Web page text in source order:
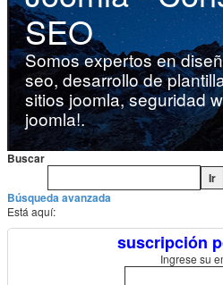
SEO
Somos expertos en
seo, desarrollo de
sitios joomla, seguridad
joomla!.
Buscar
Ir
Búsqueda avanzada
Está aquí:
suscripción
Ingrese su